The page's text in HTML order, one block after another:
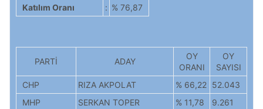
Katılım Oranı
: % 76,87
PARTİ ADAY
OY
ORANI
OY
SAYISI
CHP
RIZA AKPOLAT % 66,22 52.043
MHP
SERKAN TOPER % 11,78
9.261